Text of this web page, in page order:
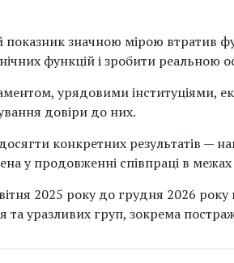
значною мірою втратив
функцій і зробити реальною
урядовими
довіри до них.
конкретних результатів —
у продовженні співпраці в
2025 року до грудня 2026
уразливих груп, зокрема